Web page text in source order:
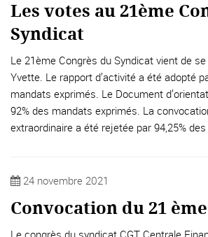
Les votes au 21ème
Syndicat
Le 21ème Congrès du Syndicat vient de
Yvette. Le rapport d’activité a été adopté
mandats exprimés. Le Document
92% des mandats exprimés. La
extraordinaire a été rejetée par 94,25%
24 novembre 2021
Convocation du 21
Le congrès du syndicat CGT Centrale